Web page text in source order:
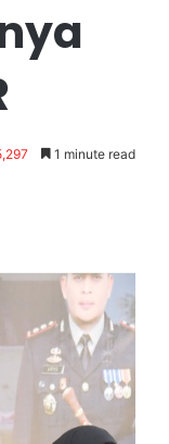
1 minute read